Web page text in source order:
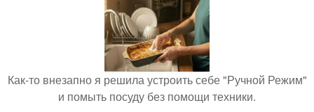
Как-то внезапно я решила устроить себе "Ручной Режим"
и помыть посуду без помощи техники.